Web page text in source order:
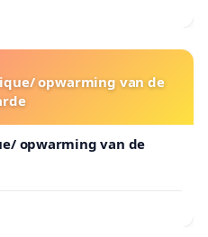
opwarming van de
opwarming van de